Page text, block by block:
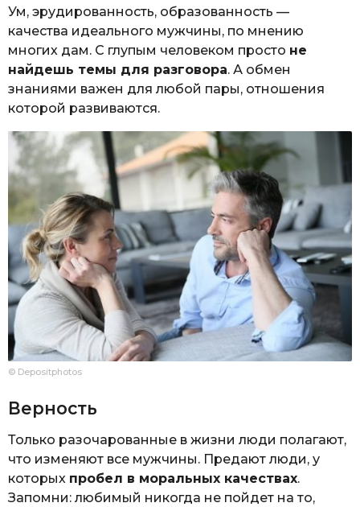
Ум, эрудированность, образованность —
качества идеального мужчины, по мнению
многих дам. С глупым человеком просто не
найдешь темы для разговора. А обмен
знаниями важен для любой пары, отношения
которой развиваются.
© Depositphotos
Верность
Только разочарованные в жизни люди полагают,
что изменяют все мужчины. Предают люди, у
которых пробел в моральных качествах.
Запомни: любимый никогда не пойдет на то,